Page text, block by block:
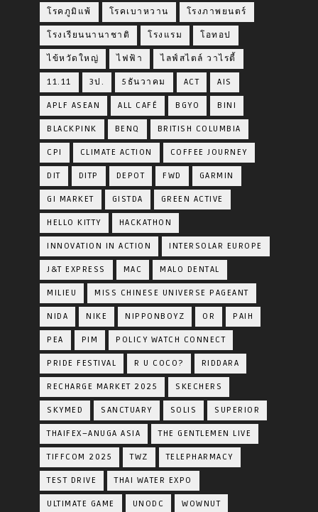
โรคภูมิแพ้ โรคเบาหวาน โรงภาพยนตร์
โรงเรียนนานาชาติ โรงแรม โอทอป
ไข้หวัดใหญ่ ไฟฟ้า ไลฟ์สไตล์ วาไรตี้
11.11 3ป. 5ธันวาคม ACT AIS
APLF ASEAN ALL CAFÉ BGYO BINI
BLACKPINK BENQ BRITISH COLUMBIA
CPI CLIMATE ACTION COFFEE JOURNEY
DIT DITP DEPOT FWD GARMIN
GI MARKET GISTDA GREEN ACTIVE
HELLO KITTY HACKATHON
INNOVATION IN ACTION INTERSOLAR EUROPE
J&T EXPRESS MAC MALO DENTAL
MILIEU MISS CHINESE UNIVERSE PAGEANT
NIDA NIKE NIPPONBOYZ OR PAIH
PEA PIM POLICY WATCH CONNECT
PRIDE FESTIVAL R U COCO? RIDDARA
RECHARGE MARKET 2025 SKECHERS
SKYMED SANCTUARY SOLIS SUPERIOR
THAIFEX–ANUGA ASIA THE GENTLEMEN LIVE
TIFFCOM 2025 TWZ TELEPHARMACY
TEST DRIVE THAI WATER EXPO
ULTIMATE GAME UNODC WOWNUT